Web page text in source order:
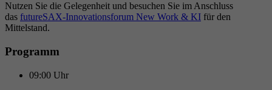
Nutzen Sie die Gelegenheit und besuchen Sie im Anschluss
das futureSAX-Innovationsforum New Work & KI für den
Mittelstand.
Programm
09:00 Uhr